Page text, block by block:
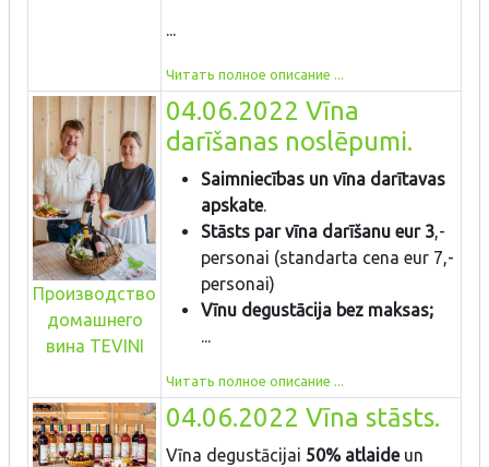
...
Читать полное описание ...
Производство
домашнего
вина TEVINI
04.06.2022 Vīna
darīšanas noslēpumi.
Saimniecības un vīna darītavas
apskate.
Stāsts par vīna darīšanu eur 3,-
personai (standarta cena eur 7,-
personai)
Vīnu degustācija bez maksas;
...
Читать полное описание ...
04.06.2022 Vīna stāsts.
Vīna degustācijai 50% atlaideun